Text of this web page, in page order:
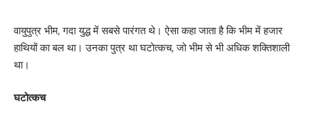
वायुपुत्र भीम, गदा युद्ध में सबसे पारंगत थे। ऐसा कहा जाता है कि भीम में हजार
हाथियों का बल था। उनका पुत्र था घटोत्कच, जो भीम से भी अधिक शक्तिशाली
था।
घटोत्कच